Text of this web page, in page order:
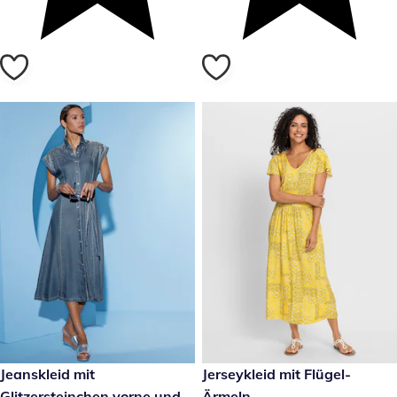
79,99 €
Jeanskleid mit
49,99 €
Jerseykleid mit Flügel-